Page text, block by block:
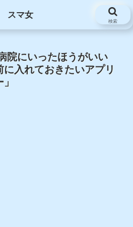
スマ女
院にいったほうがいい
入れておきたいアプリ
スマ女
検索